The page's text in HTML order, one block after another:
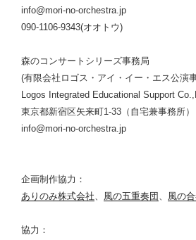
info@mori-no-orchestra.jp
090-1106-9343(オオトウ)
森のコンサートシリーズ事務局
(有限会社ロゴス・アイ・イー・エス公演事
Logos Integrated Educational Support
東京都新宿区矢来町1-33（自宅兼事務所）
info@mori-no-orchestra.jp
企画制作協力：
ありのみ株式会社、 風の五重奏団 、 風の
協力：